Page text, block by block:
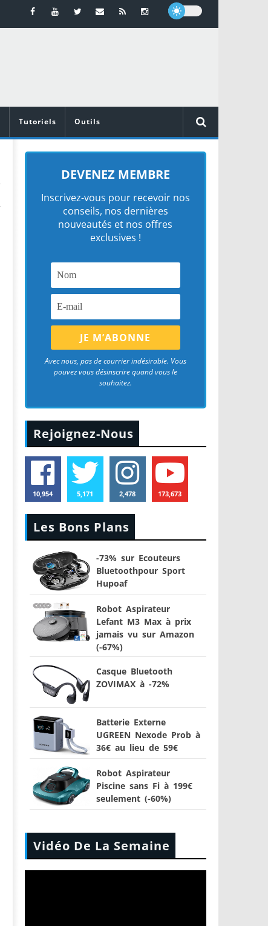
Tutoriels Outils
DEVENEZ MEMBRE
Inscrivez-vous pour recevoir nos
conseils, nos dernières
nouveautés et nos offres
exclusives !
Avec nous, pas de courrier indésirable. Vous
pouvez vous désinscrire quand vous le
souhaitez.
Rejoignez-Nous
10,954 5,171 2,478 173,673
Les Bons Plans
-73% sur Ecouteurs
Bluetoothpour Sport
Hupoaf
Robot Aspirateur
Lefant M3 Max à prix
jamais vu sur Amazon
(-67%)
Casque Bluetooth
ZOVIMAX à -72%
Batterie Externe
UGREEN Nexode Prob à
36€ au lieu de 59€
Robot Aspirateur
Piscine sans Fi à 199€
seulement (-60%)
Vidéo De La Semaine